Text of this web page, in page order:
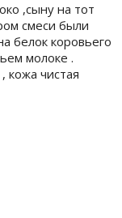
,сыну на тот
смеси были
белок коровьего
молоке .
кожа чистая